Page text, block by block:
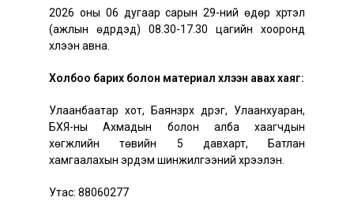
2026 оны 06 дугаар сарын 29-ний өдөр хүртэл
(ажлын өдрүүдэд) 08.30-17.30 цагийн хооронд
хүлээн авна.
Холбоо барих болон материал хүлээн авах хаяг:
Улаанбаатар хот, Баянзүрх дүүрэг, Улаанхуаран,
БХЯ-ны Ахмадын болон алба хаагчдын
хөгжлийн төвийн 5 давхарт, Батлан
хамгаалахын эрдэм шинжилгээний хүрээлэн.
Утас: 88060277